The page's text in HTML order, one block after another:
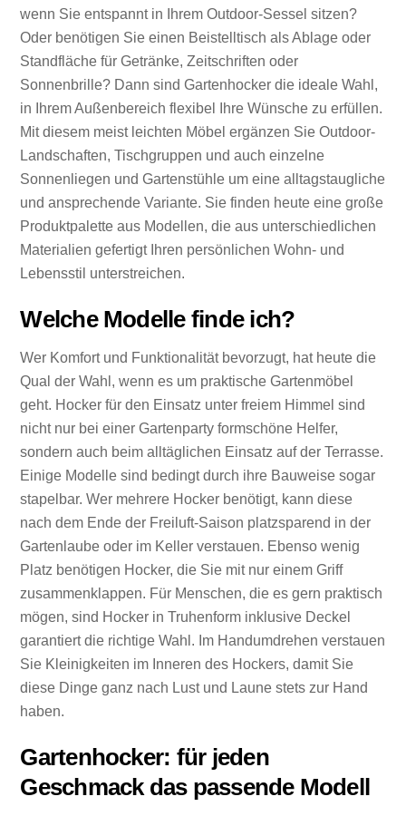
wenn Sie entspannt in Ihrem Outdoor-Sessel sitzen?
Oder benötigen Sie einen Beistelltisch als Ablage oder
Standfläche für Getränke, Zeitschriften oder
Sonnenbrille? Dann sind Gartenhocker die ideale Wahl,
in Ihrem Außenbereich flexibel Ihre Wünsche zu erfüllen.
Mit diesem meist leichten Möbel ergänzen Sie Outdoor-
Landschaften, Tischgruppen und auch einzelne
Sonnenliegen und Gartenstühle um eine alltagstaugliche
und ansprechende Variante. Sie finden heute eine große
Produktpalette aus Modellen, die aus unterschiedlichen
Materialien gefertigt Ihren persönlichen Wohn- und
Lebensstil unterstreichen.
Welche Modelle finde ich?
Wer Komfort und Funktionalität bevorzugt, hat heute die
Qual der Wahl, wenn es um praktische Gartenmöbel
geht. Hocker für den Einsatz unter freiem Himmel sind
nicht nur bei einer Gartenparty formschöne Helfer,
sondern auch beim alltäglichen Einsatz auf der Terrasse.
Einige Modelle sind bedingt durch ihre Bauweise sogar
stapelbar. Wer mehrere Hocker benötigt, kann diese
nach dem Ende der Freiluft-Saison platzsparend in der
Gartenlaube oder im Keller verstauen. Ebenso wenig
Platz benötigen Hocker, die Sie mit nur einem Griff
zusammenklappen. Für Menschen, die es gern praktisch
mögen, sind Hocker in Truhenform inklusive Deckel
garantiert die richtige Wahl. Im Handumdrehen verstauen
Sie Kleinigkeiten im Inneren des Hockers, damit Sie
diese Dinge ganz nach Lust und Laune stets zur Hand
haben.
Gartenhocker: für jeden
Geschmack das passende Modell